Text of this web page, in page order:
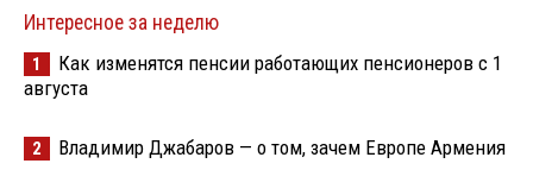
Интересное за неделю
1
Как изменятся пенсии работающих пенсионеров с 1
августа
2 Владимир Джабаров — о том, зачем Европе Армения